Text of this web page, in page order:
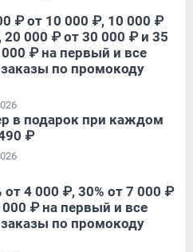
₽ от 10 000 ₽, 10 000 ₽
20 000 ₽ от 30 000 ₽ и 35
₽ на первый и все
по промокоду
в подарок при каждом
₽
от 4 000 ₽, 30% от 7 000 ₽
000 ₽ на первый и все
по промокоду